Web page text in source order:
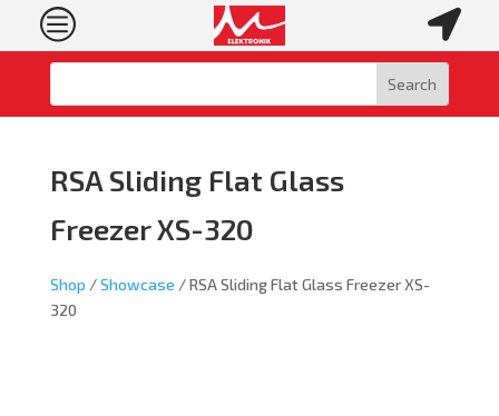
c 
RSA Sliding Flat Glass
Freezer XS-320
Shop /Showcase / RSA Sliding Flat Glass Freezer XS-
320